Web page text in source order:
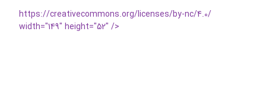
https://creativecommons.org/licenses/by-nc/4.0/
width="149" height="52" />